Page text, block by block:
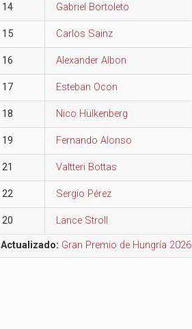
14 Gabriel Bortoleto
15 Carlos Sainz
16 Alexander Albon
17 Esteban Ocon
18 Nico Hülkenberg
19 Fernando Alonso
21 Valtteri Bottas
22 Sergio Pérez
20 Lance Stroll
Actualizado: Gran Premio de Hungría 2026